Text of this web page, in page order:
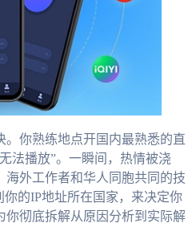
你熟练地点开国内最熟悉的直
法播放”。一瞬间，热情被浇
外工作者和华人同胞共同的技
的IP地址所在国家，来决定你
你彻底拆解从原因分析到实际解